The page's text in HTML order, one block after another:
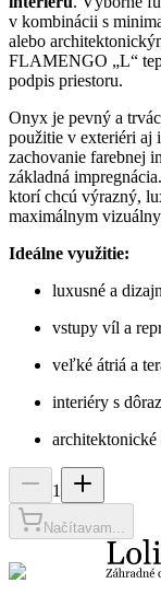
v kombinácii s
alebo
FLAMENGO „L“
podpis priestoru.
Onyx je pevný a
použitie v exteriéri aj
zachovanie farebnej
základná
ktorí chcú výrazný,
maximálnym
Ideálne využitie:
luxusné a
vstupy víl a
veľké átriá a
interiéry s
1
Načítavam...